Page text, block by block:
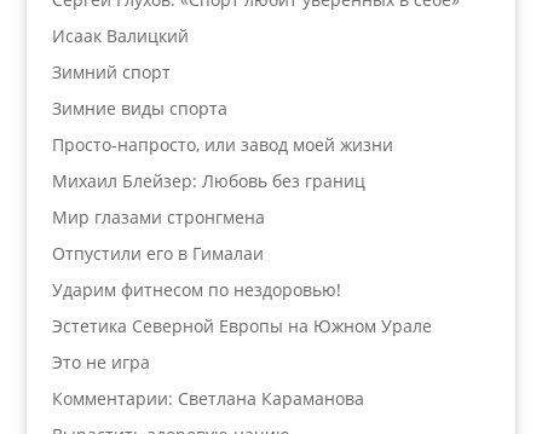
Исаак Валицкий
Зимний спорт
Зимние виды спорта
Просто-напросто, или завод моей жизни
Михаил Блейзер: Любовь без границ
Мир глазами стронгмена
Отпустили его в Гималаи
Ударим фитнесом по нездоровью!
Эстетика Северной Европы на Южном Урале
Это не игра
Комментарии: Светлана Караманова